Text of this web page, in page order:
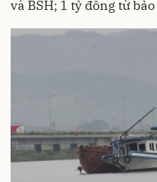
và BSH; 1 tỷ đồng từ